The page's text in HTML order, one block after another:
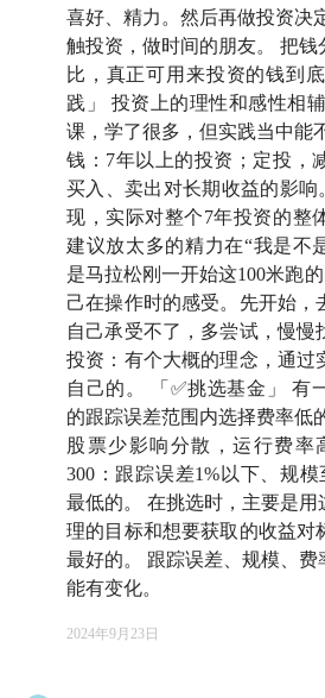
喜好、精力。然后再做投资决
触投资，做时间的朋友。 把
比，真正可用来投资的钱到
践」 投资上的理性和感性相
课，学了很多，但实践当中能
钱：7年以上的投资；定投，
买入、卖出对长期收益的影响
现，实际对整个7年投资的整
建议放太多的精力在“我是不
是马拉松刚一开始这100米跑
己在操作时的感受。先开始，
自己承受不了，多尝试，慢慢
投资：有个大概的理念，通过
自己的。 「✅挑选基金」 有
的跟踪误差范围内选择费率低
股票少影响分散，运行费率
300：跟踪误差1%以下、规
最低的。 在挑选时，主要是
理的目标和想要获取的收益对
最好的。 跟踪误差、规模、
能有变化。
2024年9月23日